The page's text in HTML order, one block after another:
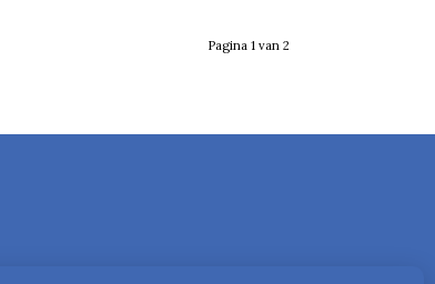
Pagina 1 van 2